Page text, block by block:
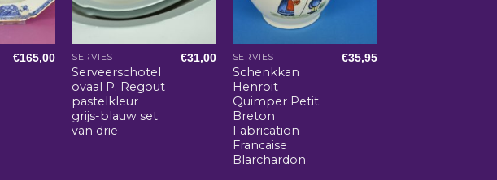
€165,00 SERVIES
Serveerschotel
ovaal P. Regout
pastelkleur
grijs-blauw set
van drie
€31,00 SERVIES
Schenkkan
Henroit
Quimper Petit
Breton
Fabrication
Francaise
Blarchardon
€35,95